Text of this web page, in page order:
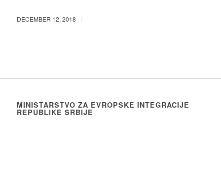
DECEMBER 12, 2018 /
MINISTARSTVO ZA EVROPSKE INTEGRACIJE
REPUBLIKE SRBIJE